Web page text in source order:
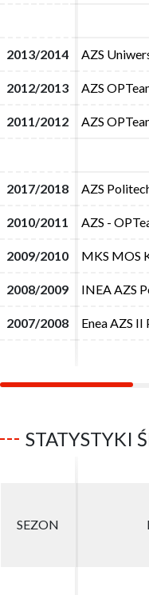
2013/2014 AZS
2012/2013 AZS
2011/2012 AZS
2017/2018 AZS
2010/2011 AZS -
2009/2010 MKS MOS
2008/2009 INEA AZS
2007/2008 Enea AZS II
2013/2014 AZS
2012/2013 AZS
2011/2012 AZS
2017/2018 AZS
2010/2011 AZS -
2009/2010 MKS MOS
2008/2009 INEA AZS
2007/2008 Enea AZS II
STATYSTYKI
SEZON
SEZON